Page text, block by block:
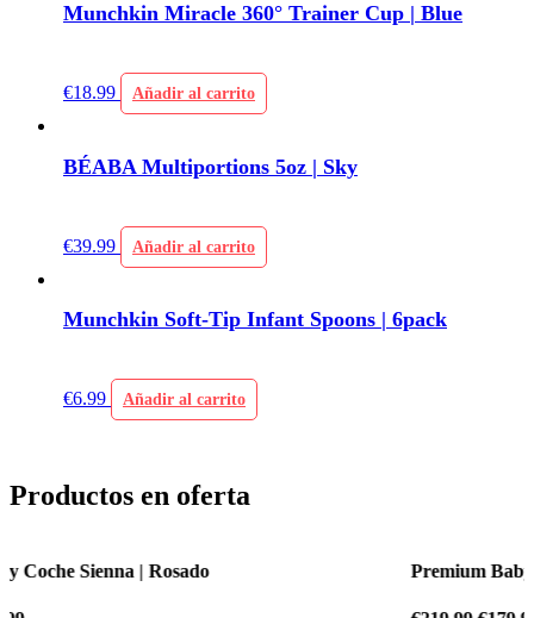
Munchkin Miracle 360° Trainer Cup | Blue
€18.99 Añadir al carrito
BÉABA Multiportions 5oz | Sky
€39.99 Añadir al carrito
Munchkin Soft-Tip Infant Spoons | 6pack
€6.99 Añadir al carrito
Productos en oferta
Premium Baby Coche Sienna | Azul Celeste